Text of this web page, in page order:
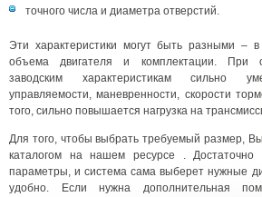
точного числа и диаметра отверстий.
Эти характеристики могут быть разными –
объема двигателя и комплектации. При
заводским характеристикам сильно
управляемости, маневренности, скорости
того, сильно повышается нагрузка на
Для того, чтобы выбрать требуемый размер,
каталогом на нашем ресурсе . Достаточно
параметры, и система сама выберет нужные
удобно. Если нужна дополнительная